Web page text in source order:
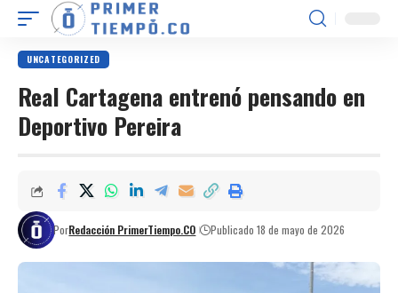
UNCATEGORIZED
Real Cartagena entrenó pensando en
Deportivo Pereira
PorRedacción PrimerTiempo.CO Publicado 18 de mayo de 2026